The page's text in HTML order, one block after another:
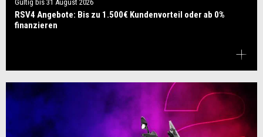
Gültig bis 31 August 2026
RSV4 Angebote: Bis zu 1.500€ Kundenvorteil oder ab 0%
finanzieren